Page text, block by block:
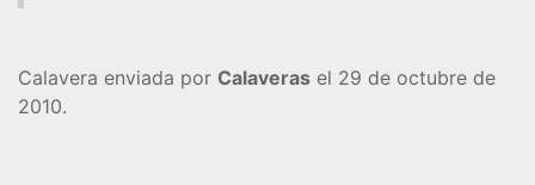
Calavera enviada por Calaveras el 29 de octubre de
2010.